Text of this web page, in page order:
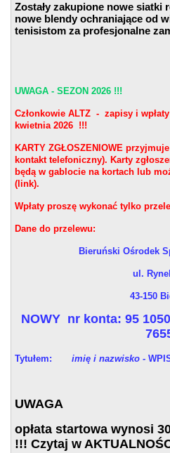
Zostały zakupione nowe siatki
nowe blendy ochraniające od
tenisistom za profesjonalne
UWAGA - SEZON 2026 !!!
Członkowie ALTZ - zapisy i
kwietnia 2026 !!!
KARTY ZGŁOSZENIOWE
kontakt telefoniczny). Karty
będą w gablocie na kortach lub
(link).
Wpłaty proszę wykonać tylko
Dane do przelewu:
Bieruński Ośrodek
ul.
43-150
NOWY nr konta: 95
Tytułem: imię i nazwisko -
UWAGA
opłata startowa wynosi
!!! Czytaj w